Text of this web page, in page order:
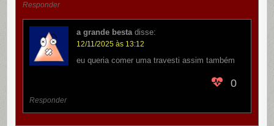
Responder
a grande besta disse:
12/11/2025 às 13:12
eu queria comer uma travesti assim também
0
Responder